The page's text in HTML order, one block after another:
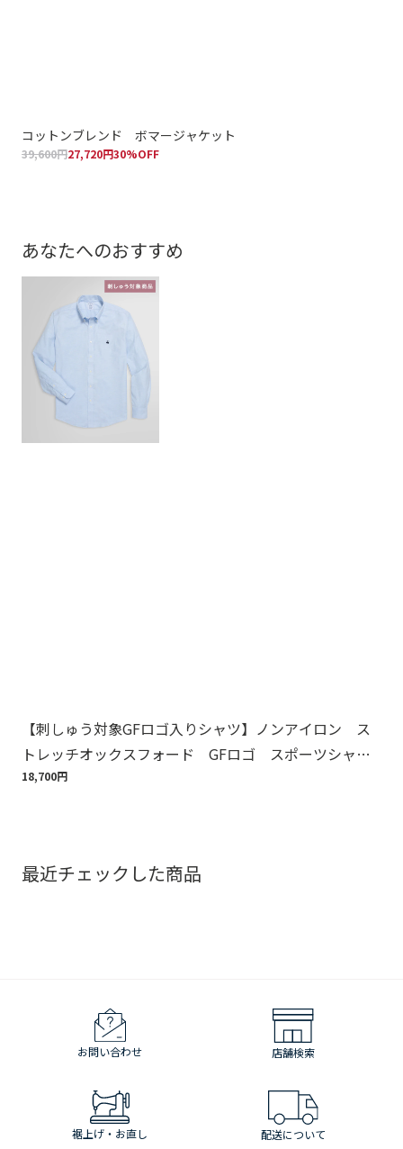
コットンブレンド ボマージャケット
39,600円27,720円30%OFF
あなたへのおすすめ
【刺しゅう対象GFロゴ入りシャツ】ノンアイロン ス
トレッチオックスフォード GFロゴ スポーツシャ
ツ Regular Fit
18,700円
最近チェックした商品
お問い合わせ 店舗検索
裾上げ・お直し 配送について